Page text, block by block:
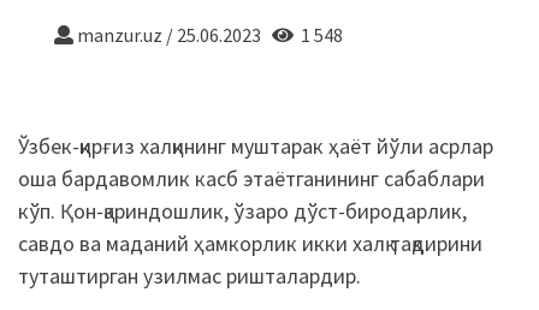
manzur.uz / 25.06.2023 1 548
Ўзбек-қирғиз халқининг муштарак ҳаёт йўли асрлар
оша бардавомлик касб этаётганининг сабаблари
кўп. Қон-қариндошлик, ўзаро дўст-биродарлик,
савдо ва маданий ҳамкорлик икки халқ тақдирини
туташтирган узилмас ришталардир.